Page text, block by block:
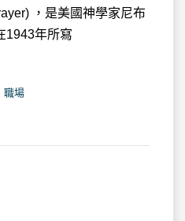
，是美國神學家尼布
1943年所寫
職場